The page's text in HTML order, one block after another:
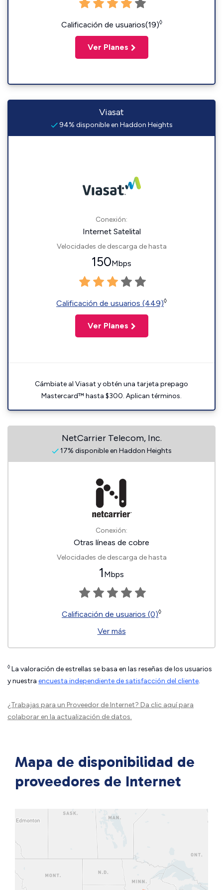
Calificación de usuarios(19)◊
Ver Planes
Viasat
94% disponible en Haddon Heights
Conexión:
Internet Satelital
Velocidades de descarga de hasta
150Mbps
Calificación de usuarios (449)◊
Ver Planes
Cámbiate al Viasat y obtén una tarjeta prepago
Mastercard™ hasta $300. Aplican términos.
NetCarrier Telecom, Inc.
17% disponible en Haddon Heights
Conexión:
Otras líneas de cobre
Velocidades de descarga de hasta
1 Mbps
Calificación de usuarios (0)◊
Ver más
◊ La valoración de estrellas se basa en las reseñas de los usuarios
y nuestra encuesta independiente de satisfacción del cliente.
¿Trabajas para un Proveedor de Internet? Da clic aquípara
colaborar en la actualización de datos.
Mapa de disponibilidad de
proveedores de Internet